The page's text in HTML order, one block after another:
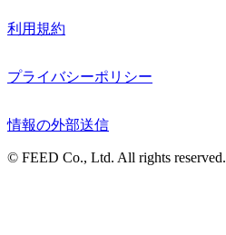
利用規約
プライバシーポリシー
情報の外部送信
© FEED Co., Ltd. All rights reserved.